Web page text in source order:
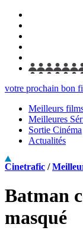
votre prochain bon
Meilleurs
Meilleures
Sortie Cinéma
Actualités
Cinetrafic /
Batman
masqué